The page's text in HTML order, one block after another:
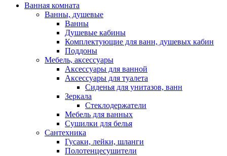
Ванная комната
Ванны, душевые
Ванны
Душевые кабины
Комплектующие для ванн, душевых кабин
Поддоны
Мебель, аксессуары
Аксессуары для ванной
Аксессуары для туалета
Сиденья для унитазов, ванн
Зеркала
Стеклодержатели
Мебель для ванных
Сушилки для белья
Сантехника
Гусаки, лейки, шланги
Полотенцесушители